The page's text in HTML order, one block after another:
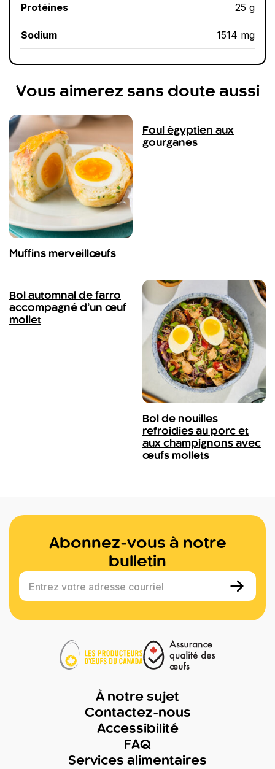
Protéines 25 g
Sodium 1514 mg
Vous aimerez sans doute aussi
Muffins merveillœufs
Foul égyptien aux
gourganes
Bol automnal de farro
accompagné d’un œuf
mollet
Bol de nouilles
refroidies au porc et
aux champignons avec
œufs mollets
Abonnez-vous à notre
bulletin
Entrez votre adresse courriel
À notre sujet
Contactez-nous
Accessibilité
FAQ
Services alimentaires